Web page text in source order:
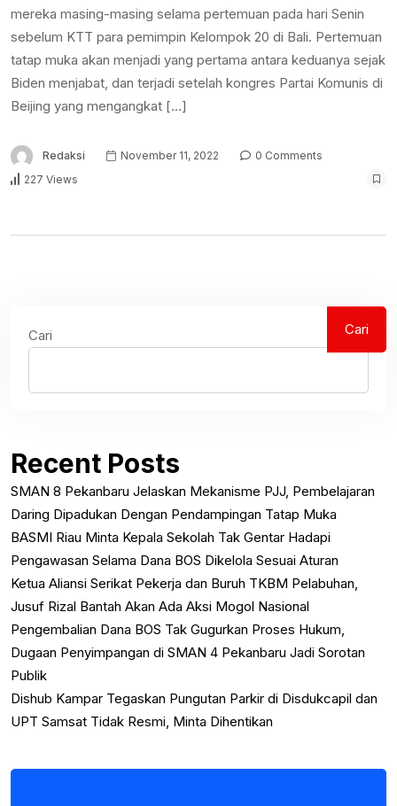
mereka masing-masing selama pertemuan pada hari Senin
sebelum KTT para pemimpin Kelompok 20 di Bali. Pertemuan
tatap muka akan menjadi yang pertama antara keduanya sejak
Biden menjabat, dan terjadi setelah kongres Partai Komunis di
Beijing yang mengangkat […]
Redaksi November 11, 2022
0 Comments
227 Views
Cari Cari
Recent Posts
SMAN 8 Pekanbaru Jelaskan Mekanisme PJJ, Pembelajaran
Daring Dipadukan Dengan Pendampingan Tatap Muka
BASMI Riau Minta Kepala Sekolah Tak Gentar Hadapi
Pengawasan Selama Dana BOS Dikelola Sesuai Aturan
Ketua Aliansi Serikat Pekerja dan Buruh TKBM Pelabuhan,
Jusuf Rizal Bantah Akan Ada Aksi Mogol Nasional
Pengembalian Dana BOS Tak Gugurkan Proses Hukum,
Dugaan Penyimpangan di SMAN 4 Pekanbaru Jadi Sorotan
Publik
Dishub Kampar Tegaskan Pungutan Parkir di Disdukcapil dan
UPT Samsat Tidak Resmi, Minta Dihentikan